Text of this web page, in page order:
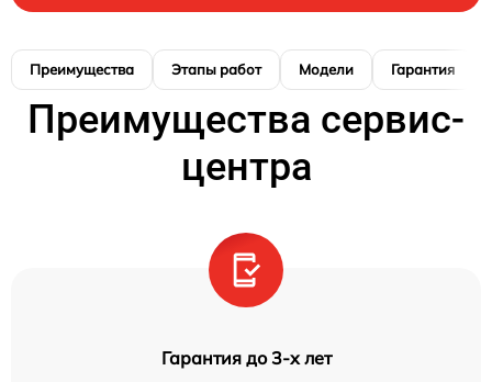
Преимущества Этапы работ Модели Гарантия
Преимущества сервис-
центра
Гарантия до 3-х лет